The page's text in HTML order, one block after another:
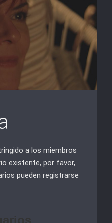
a los miembros
existente, por favor,
pueden registrarse